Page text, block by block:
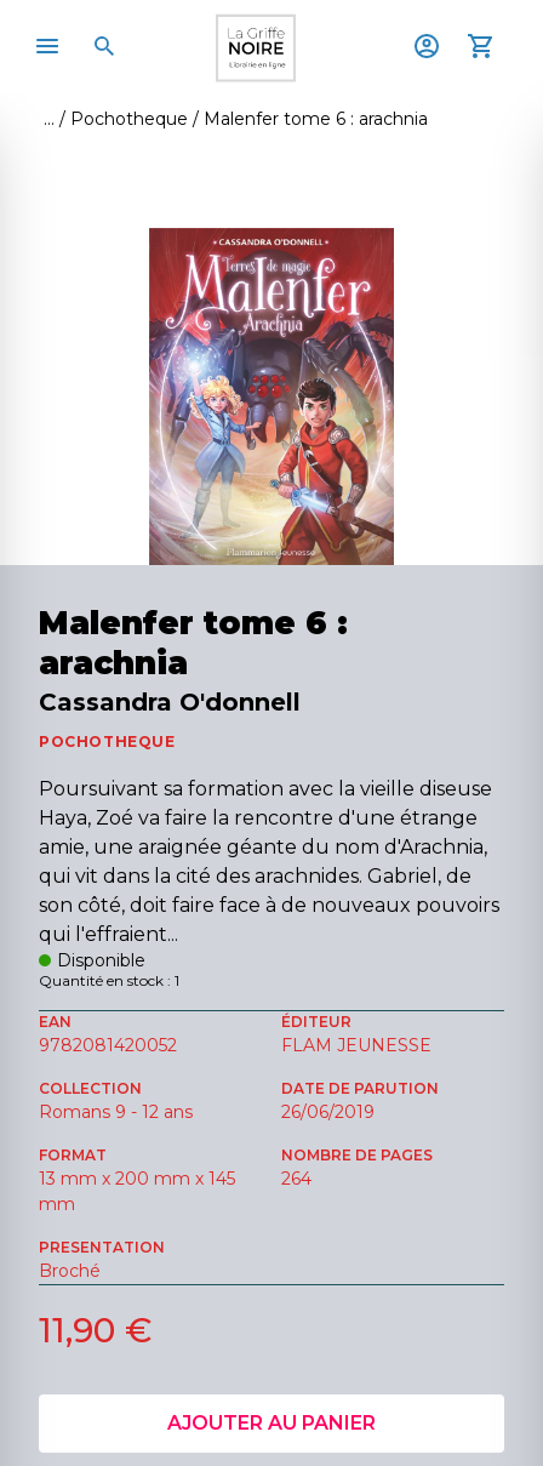
Pochotheque Malenfer tome 6 : arachnia
Malenfer tome 6 :
arachnia
Cassandra O'donnell
POCHOTHEQUE
Poursuivant sa formation avec la vieille diseuse
Haya, Zoé va faire la rencontre d'une étrange
amie, une araignée géante du nom d'Arachnia,
qui vit dans la cité des arachnides. Gabriel, de
son côté, doit faire face à de nouveaux pouvoirs
qui l'effraient...
Disponible
Quantité en stock : 1
EAN
9782081420052
ÉDITEUR
FLAM JEUNESSE
COLLECTION
Romans 9 - 12 ans
DATE DE PARUTION
26/06/2019
FORMAT
13 mm x 200 mm x 145
mm
NOMBRE DE PAGES
264
PRESENTATION
Broché
11,90 €
AJOUTER AU PANIER